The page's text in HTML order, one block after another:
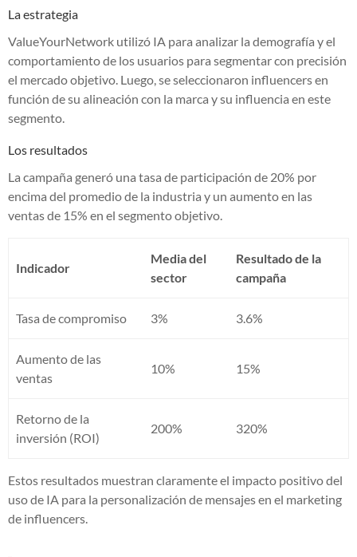
La estrategia
ValueYourNetwork utilizó IA para analizar la demografía y el
comportamiento de los usuarios para segmentar con precisión
el mercado objetivo. Luego, se seleccionaron influencers en
función de su alineación con la marca y su influencia en este
segmento.
Los resultados
La campaña generó una tasa de participación de 20% por
encima del promedio de la industria y un aumento en las
ventas de 15% en el segmento objetivo.
Indicador
Media del
sector
Resultado de la
campaña
Tasa de compromiso 3% 3.6%
Aumento de las
ventas
10% 15%
Retorno de la
inversión (ROI)
200% 320%
Estos resultados muestran claramente el impacto positivo del
uso de IA para la personalización de mensajes en el marketing
de influencers.